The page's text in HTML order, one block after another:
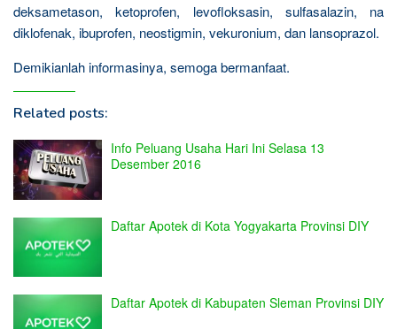
deksametason, ketoprofen, levofloksasin, sulfasalazin, na
diklofenak, ibuprofen, neostigmin, vekuronium, dan lansoprazol.
Demikianlah informasinya, semoga bermanfaat.
Related posts:
Info Peluang Usaha Hari Ini Selasa 13
Desember 2016
Daftar Apotek di Kota Yogyakarta Provinsi DIY
Daftar Apotek di Kabupaten Sleman Provinsi DIY